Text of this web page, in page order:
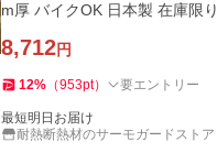
m厚 バイクOK 日本製 在庫限り
8,712円
12% （953pt） 要エントリー
最短明日お届け
耐熱断熱材のサーモガードストア